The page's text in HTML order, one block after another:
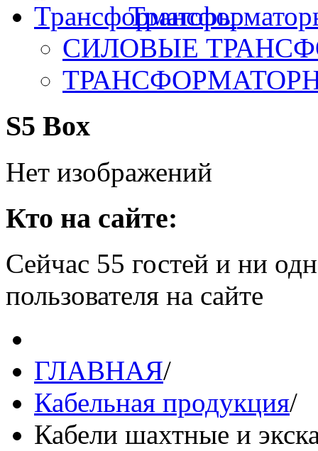
СИЛОВЫЕ
S5 Box
Нет изображений
Кто на сайте:
Сейчас 55 гостей и ни
пользователя на сайте
ГЛАВНАЯ/
Кабельная продукция/
Кабели шахтные и